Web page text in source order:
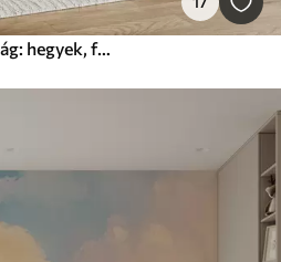
Fotótapéta Boho boldogság: hegyek, fák és napsütéses nyugodt táj